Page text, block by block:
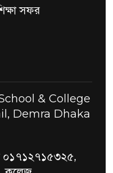
সফর
& College
Demra Dhaka
০১৭১২৭১৫৩২৫,